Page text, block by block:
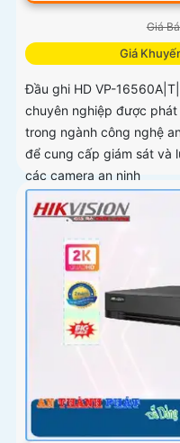
Giá
Giá
Đầu ghi HD VP-
chuyên nghiệp được
trong ngành công nghệ
để cung cấp giám sát và
các camera an ninh